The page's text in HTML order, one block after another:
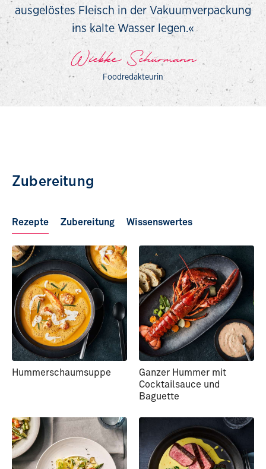
ausgelöstes Fleisch in der Vakuumverpackung
ins kalte Wasser legen.«
Wiebke Schürmann
Foodredakteurin
Zubereitung
Rezepte Zubereitung Wissenswertes
Hummerschaumsuppe
Ganzer Hummer mit
Cocktailsauce und
Baguette